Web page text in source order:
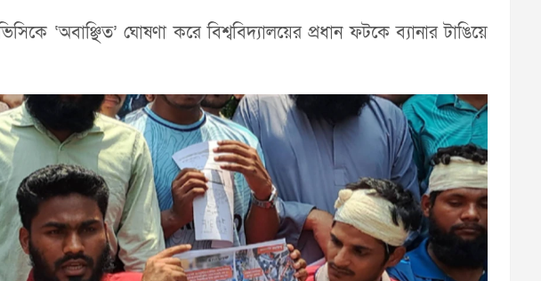
‘অবাঞ্ছিত’ ঘোষণা করে বিশ্ববিদ্যালয়ের প্রধান ফটকে ব্যানার টাঙিয়ে